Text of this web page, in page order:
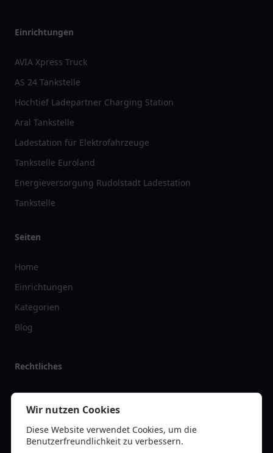
Einrichtungen
AVIA Xpress Truck
AS 24 Tankstelle
Hochtief Ladepartner Charging Station
Aral Tankstelle
Ladestation für Elektrofahrzeuge
Tankstelle Euroland
Energieversorgung Rudolstadt Ladestation
Tankstelle
Seiten
Home
Einrichtungen
Kategorien
Blog
Rechtliches
Impressum
Datenschutz
Kontakt
Wir nutzen Cookies
Diese Website verwendet Cookies, um die
Benutzerfreundlichkeit zu verbessern.